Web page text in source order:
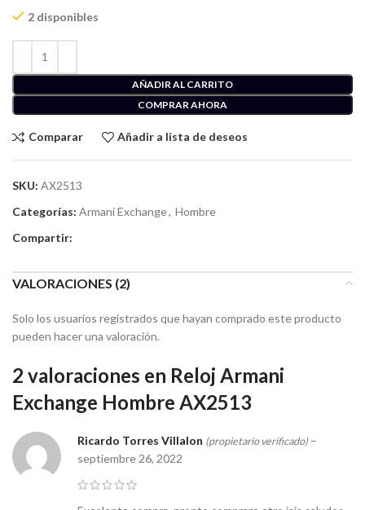
2 disponibles
AÑADIR AL CARRITO
COMPRAR AHORA
Comparar Añadir a lista de deseos
SKU: AX2513
Categorías: Armani Exchange, Hombre
Compartir:
VALORACIONES (2)
2 valoraciones en Reloj Armani
Exchange Hombre AX2513
Ricardo Torres Villalon (propietario verificado) –
septiembre 26, 2022
Solo los usuarios registrados que hayan comprado este producto
pueden hacer una valoración.